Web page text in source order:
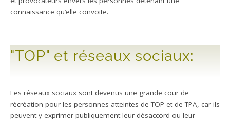
connaissance qu’elle convoite.
"TOP" et réseaux sociaux:
Les réseaux sociaux sont devenus une grande cour de
récréation pour les personnes atteintes de TOP et de TPA, car ils
peuvent y exprimer publiquement leur désaccord ou leur